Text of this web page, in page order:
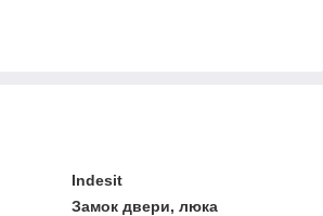
Indesit
Замок двери, люка